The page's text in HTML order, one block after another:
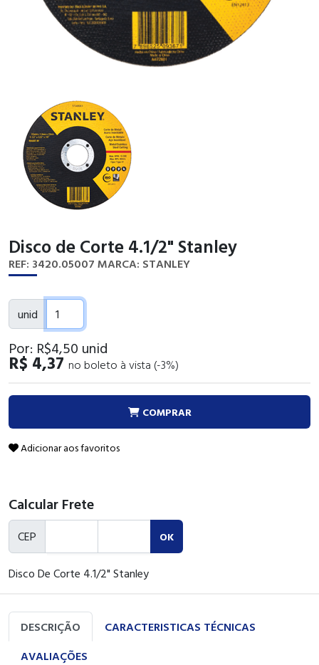
Disco de Corte 4.1/2" Stanley
REF: 3420.05007 MARCA: STANLEY
unid
Por: R$4,50 unid
R$ 4,37 no boleto à vista (-3%)
COMPRAR
Adicionar aos favoritos
Calcular Frete
CEP OK
Disco De Corte 4.1/2" Stanley
DESCRIÇÃO
CARACTERISTICAS TÉCNICAS
AVALIAÇÕES